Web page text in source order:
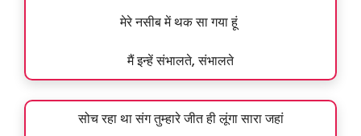
मेरे नसीब में थक सा गया हूं
मैं इन्हें संभालते, संभालते
सोच रहा था संग तुम्हारे जीत ही लूंगा सारा जहां